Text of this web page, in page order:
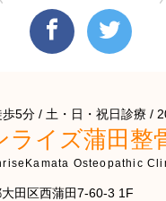
歩5分 / 土・日・祝日診療 /
ライズ蒲田整
Osteopathic
田区西蒲田7-60-3 1F